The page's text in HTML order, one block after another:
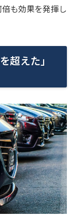
も効果を発揮し
超えた」